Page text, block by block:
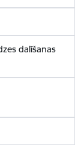
dalīšanas